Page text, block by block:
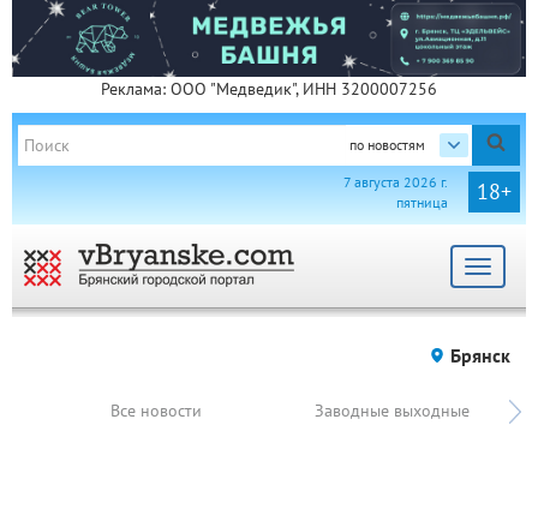
Реклама: ООО "Медведик", ИНН 3200007256
по новостям
18+
7 августа 2026 г.
пятница
Toggle
Брянск
Все новости Заводные выходные